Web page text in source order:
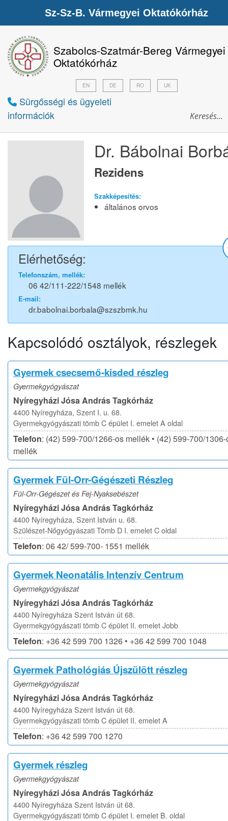
Szabolcs-Szatmár-Bereg Vármegyei
Oktatókórház
Sürgősségi és ügyeleti
információk
EN DE RO UK
Dr. Bábolnai
Rezidens
Szakképesítés:
általános orvos
Elérhetőség:
Telefonszám, mellék:
06 42/111-222/1548 mellék
E-mail:
dr.babolnai.borbala@szszbmk.hu
Kapcsolódó osztályok, részlegek
Gyermek csecsemő-kisded részleg
Gyermekgyógyászat
Nyíregyházi Jósa András Tagkórház
4400 Nyíregyháza, Szent I. u. 68.
Gyermekgyógyászati tömb C épület I. emelet A oldal
Telefon: (42) 599-700/1266-os mellék • (42) 599-700/
mellék
Gyermek Fül-Orr-Gégészeti Részleg
Fül-Orr-Gégészet és Fej-Nyaksebészet
Nyíregyházi Jósa András Tagkórház
4400 Nyíregyháza, Szent István u. 68.
Szülészet-Nőgyógyászati Tömb D I. emelet C oldal
Telefon: 06 42/ 599-700- 1551 mellék
Gyermek Neonatális Intenzív Centrum
Gyermekgyógyászat
Nyíregyházi Jósa András Tagkórház
4400 Nyíregyháza Szent István út 68.
Gyermekgyógyászati tömb C épület II. emelet Jobb
Telefon: +36 42 599 700 1326 • +36 42 599 700 1048
Gyermek Pathológiás Újszülött részleg
Gyermekgyógyászat
Nyíregyházi Jósa András Tagkórház
4400 Nyíregyháza Szent István út 68.
Gyermekgyógyászati tömb C épület II. emelet A
Telefon: +36 42 599 700 1270
Gyermek részleg
Gyermekgyógyászat
Nyíregyházi Jósa András Tagkórház
4400 Nyíregyháza Szent István út 68.
Gyermekgyógyászati tömb C épület I. emelet B. oldal
Sz-Sz-B. Vármegyei Oktatókórház